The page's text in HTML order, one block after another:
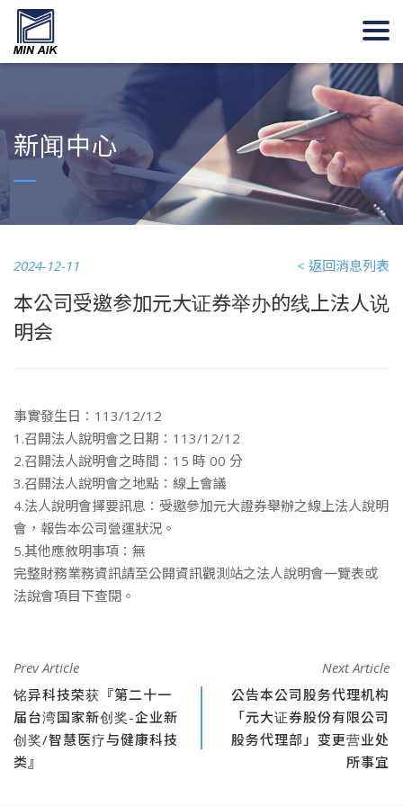
新闻中心
2024-12-11 < 返回消息列表
本公司受邀参加元大证券举办的线上法人说
明会
事實發生日：113/12/12
1.召開法人說明會之日期：113/12/12
2.召開法人說明會之時間：15 時 00 分
3.召開法人說明會之地點：線上會議
4.法人說明會擇要訊息：受邀參加元大證券舉辦之線上法人說明
會，報告本公司營運狀況。
5.其他應敘明事項：無
完整財務業務資訊請至公開資訊觀測站之法人說明會一覽表或
法說會項目下查閱。
Prev Article
铭异科技荣获『第二十一
届台湾国家新创奖-企业新
创奖/智慧医疗与健康科技
类』
Next Article
公告本公司股务代理机构
「元大证券股份有限公司
股务代理部」变更营业处
所事宜